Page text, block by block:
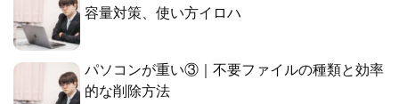
容量対策、使い方イロハ
パソコンが重い③｜不要ファイルの種類と効率
的な削除方法